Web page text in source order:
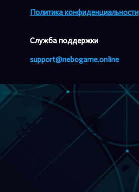
Политика конфиденциальности
Cлужба поддержки
support@nebogame.online